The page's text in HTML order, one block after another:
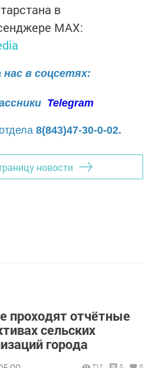
в
MАХ:
в соцсетях:
Telegram
8(843)47-30-0-02.
новости
проходят отчётные
сельских
города